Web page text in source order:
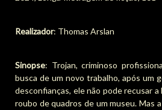
Realizador: Thomas Arslan
Sinopse: Trojan, criminoso
busca de um novo trabalho, após um
desconfianças, ele não pode recusar
roubo de quadros de um museu. Mas